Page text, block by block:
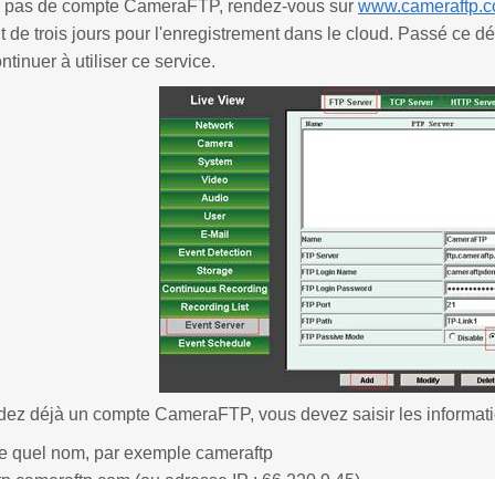
de compte CameraFTP, rendez-vous sur
de trois jours pour l'enregistrement dans le cloud. Passé ce
à utiliser ce service.
déjà un compte CameraFTP, vous devez saisir les
quel nom, par exemple cameraftp